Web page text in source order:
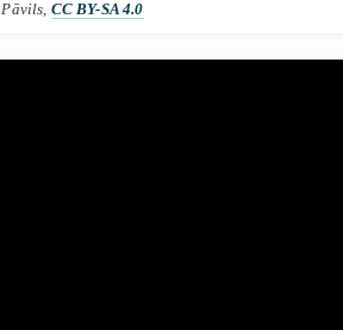
Pāvils, CC BY-SA 4.0